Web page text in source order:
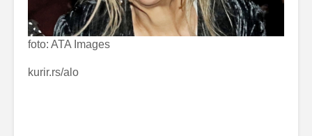
foto: ATA Images
kurir.rs/alo